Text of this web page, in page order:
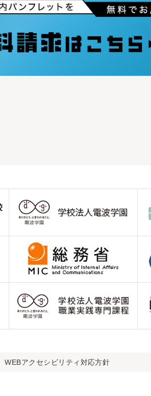
WEBアクセシビリティ対応方針